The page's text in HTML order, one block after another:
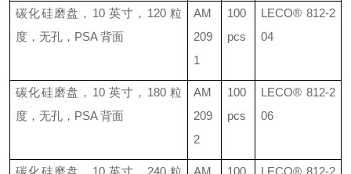
碳化硅磨盘， 10 英寸， 120粒
度，无孔， PSA背面
AM
209
1
100
pcs
LECO® 812-2
04
碳化硅磨盘， 10 英寸， 180粒
度，无孔， PSA背面
AM
209
2
100
pcs
LECO® 812-2
06
碳化硅磨盘， 10 英寸， 240粒
AM
100
LECO® 812-2